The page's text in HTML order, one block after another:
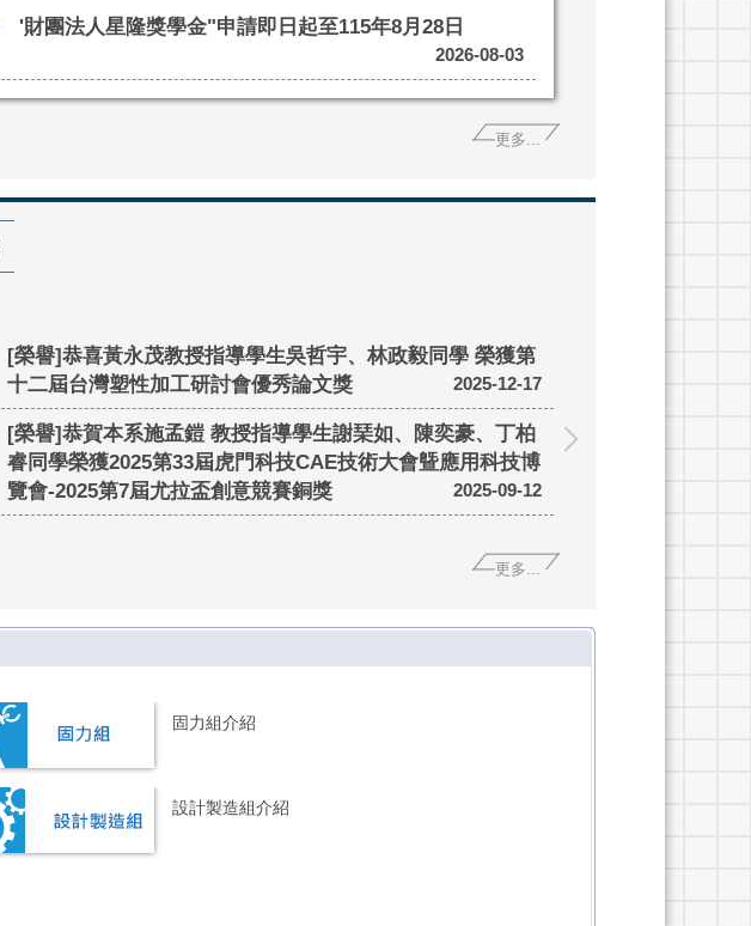
'財團法人星隆獎學金"申請即日起至115年8月28日
2026-08-03
更多...
[榮譽]恭喜黃永茂教授指導學生吳哲宇、林政毅同學 榮獲第
十二屆台灣塑性加工研討會優秀論文獎
2025-12-17
[榮譽]恭賀本系施孟鎧 教授指導學生謝琹如、陳奕豪、丁柏
睿同學榮獲2025第33屆虎門科技CAE技術大會曁應用科技博
覽會-2025第7屆尤拉盃創意競賽銅獎
2025-09-12
更多...
固力組介紹
設計製造組介紹